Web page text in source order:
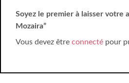
Soyez le premier à laisser votre
Mozaira”
Vous devez être connecté pour